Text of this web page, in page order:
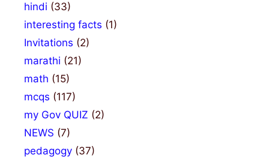
hindi (33)
interesting facts (1)
Invitations (2)
marathi (21)
math (15)
mcqs (117)
my Gov QUIZ (2)
NEWS (7)
pedagogy (37)